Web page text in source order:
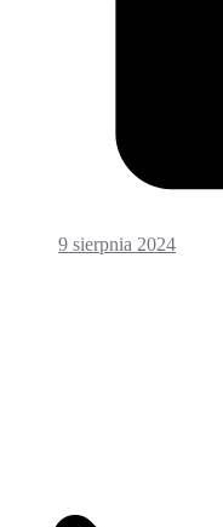
9 sierpnia 2024